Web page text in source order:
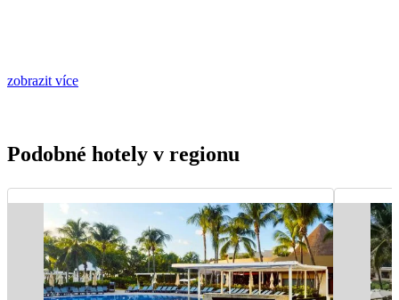
zobrazit více
Podobné hotely v regionu